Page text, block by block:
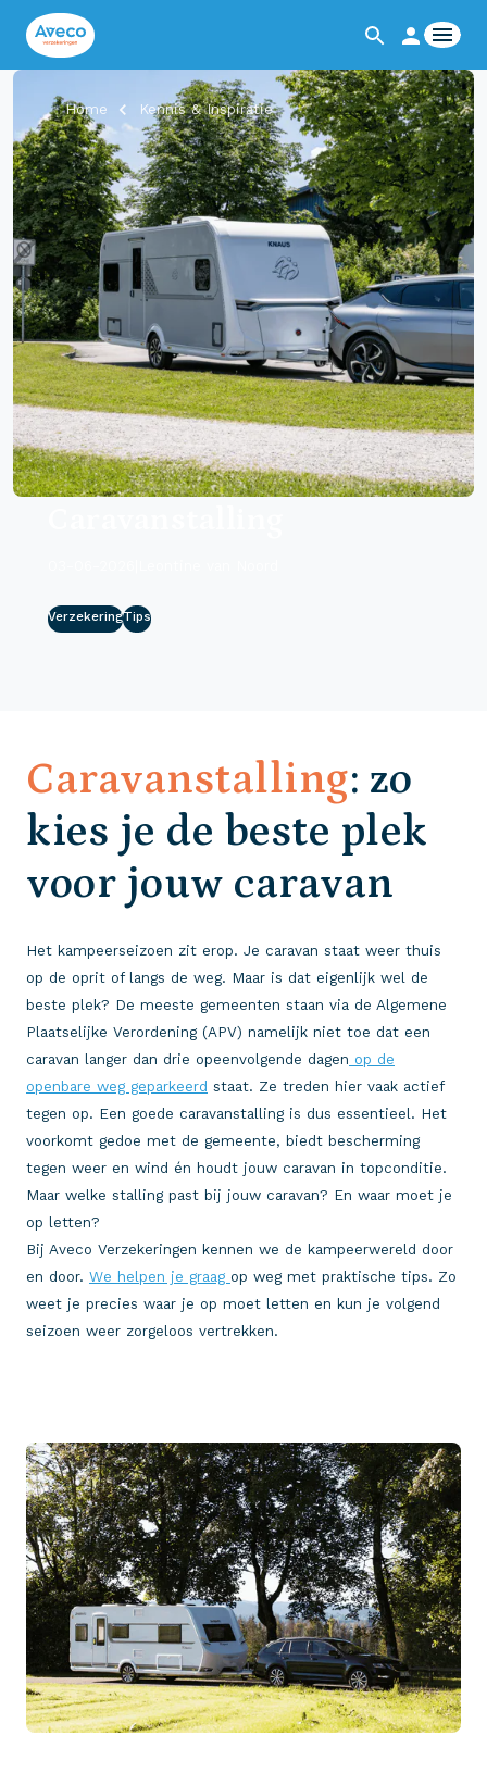
Home Kennis & Inspiratie
VerzekeringTips
Caravanstalling: zo
kies je de beste plek
voor jouw caravan
Het kampeerseizoen zit erop. Je caravan staat weer thuis
op de oprit of langs de weg. Maar is dat eigenlijk wel de
beste plek? De meeste gemeenten staan via de Algemene
Plaatselijke Verordening (APV) namelijk niet toe dat een
caravan langer dan drie opeenvolgende dagen op de
openbare weg geparkeerd staat. Ze treden hier vaak actief
tegen op. Een goede caravanstalling is dus essentieel. Het
voorkomt gedoe met de gemeente, biedt bescherming
tegen weer en wind én houdt jouw caravan in topconditie.
Maar welke stalling past bij jouw caravan? En waar moet je
op letten?
Bij Aveco Verzekeringen kennen we de kampeerwereld door
en door. We helpen je graag op weg met praktische tips. Zo
weet je precies waar je op moet letten en kun je volgend
seizoen weer zorgeloos vertrekken.